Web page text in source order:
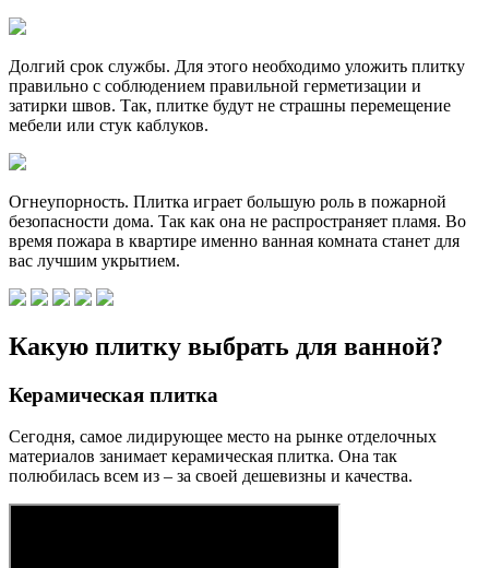
Долгий срок службы. Для этого необходимо уложить плитку
правильно с соблюдением правильной герметизации и
затирки швов. Так, плитке будут не страшны перемещение
мебели или стук каблуков.
Огнеупорность. Плитка играет большую роль в пожарной
безопасности дома. Так как она не распространяет пламя. Во
время пожара в квартире именно ванная комната станет для
вас лучшим укрытием.
Какую плитку выбрать для ванной?
Керамическая плитка
Сегодня, самое лидирующее место на рынке отделочных
материалов занимает керамическая плитка. Она так
полюбилась всем из – за своей дешевизны и качества.